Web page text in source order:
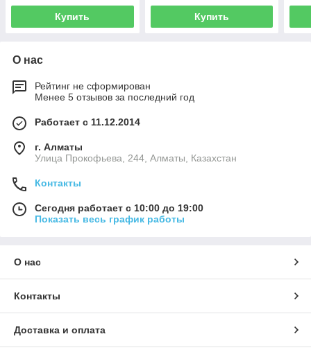
Купить Купить
О нас
Рейтинг не сформирован
Менее 5 отзывов за последний год
Работает с 11.12.2014
г. Алматы
​Улица Прокофьева, 244, Алматы, Казахстан
Контакты
Сегодня работает с 10:00 до 19:00
Показать весь график работы
О нас
Контакты
Доставка и оплата